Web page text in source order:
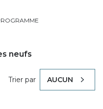
neufs
Trier par AUCUN